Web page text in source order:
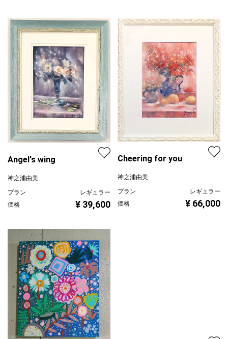
価格
¥ 27,000
Angel's wing
神之浦由美
価格
¥ 39,600
Cheering for you
神之浦由美